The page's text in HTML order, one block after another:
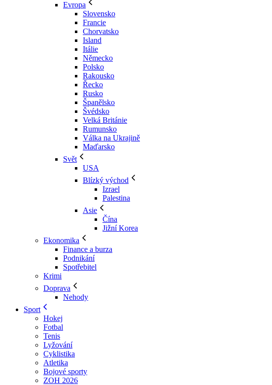
Evropa
Slovensko
Francie
Chorvatsko
Island
Itálie
Německo
Polsko
Rakousko
Řecko
Rusko
Španělsko
Švédsko
Velká Británie
Rumunsko
Válka na Ukrajině
Maďarsko
Svět
USA
Blízký východ
Izrael
Palestina
Asie
Čína
Jižní Korea
Ekonomika
Finance a burza
Podnikání
Spotřebitel
Krimi
Doprava
Nehody
Sport
Hokej
Fotbal
Tenis
Lyžování
Cyklistika
Atletika
Bojové sporty
ZOH 2026